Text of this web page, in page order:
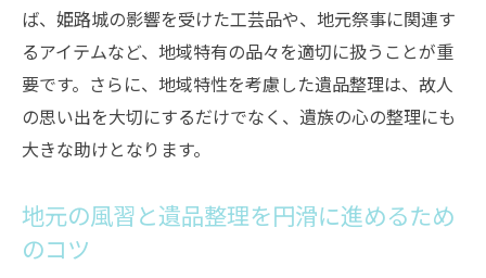
専門業者が提供するサービスの内容と価格
業者利用時に注意すべき契約条件と法律
姫路市の自治体サービスを利用してスムーズに
片付ける秘訣
自治体による遺品整理サポートサービスの
姫路市のごみ分別ルールと効率的な処分方
ば、姫路城の影響を受けた工芸品や、地元祭事に関連す
るアイテムなど、地域特有の品々を適切に扱うことが重
要です。さらに、地域特性を考慮した遺品整理は、故人
の思い出を大切にするだけでなく、遺族の心の整理にも
大きな助けとなります。
地元の風習と遺品整理を円滑に進めるため
のコツ